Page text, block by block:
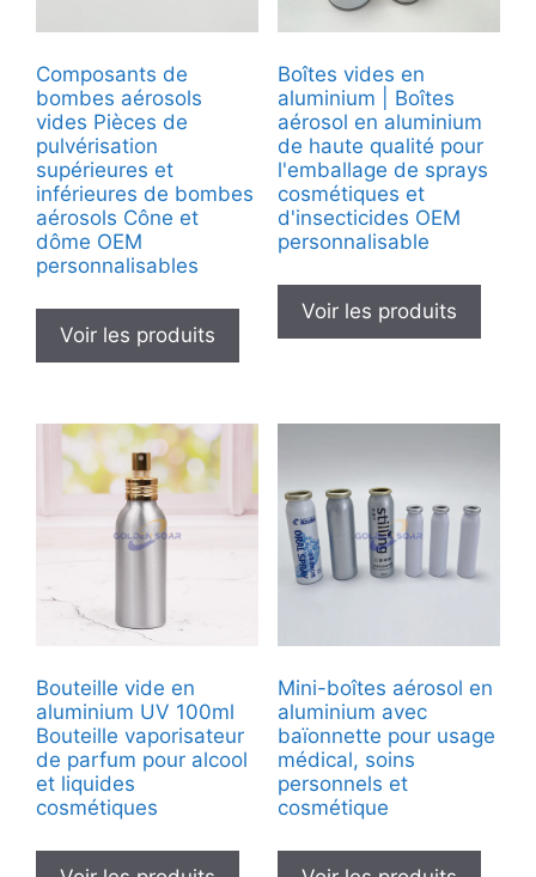
Composants de
bombes aérosols
vides Pièces de
pulvérisation
supérieures et
inférieures de bombes
aérosols Cône et
dôme OEM
personnalisables
Voir les produits
Boîtes vides en
aluminium | Boîtes
aérosol en aluminium
de haute qualité pour
l'emballage de sprays
cosmétiques et
d'insecticides OEM
personnalisable
Voir les produits
Bouteille vide en
aluminium UV 100ml
Bouteille vaporisateur
de parfum pour alcool
et liquides
cosmétiques
Mini-boîtes aérosol en
aluminium avec
baïonnette pour usage
médical, soins
personnels et
cosmétique